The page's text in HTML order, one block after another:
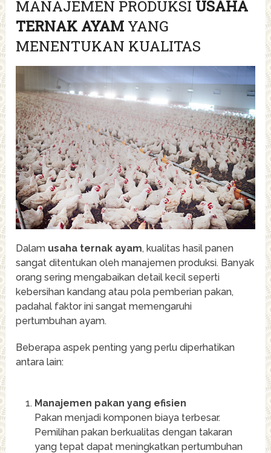
MANAJEMEN PRODUKSI USAHA
TERNAK AYAM YANG
MENENTUKAN KUALITAS
Dalam usaha ternak ayam, kualitas hasil panen
sangat ditentukan oleh manajemen produksi. Banyak
orang sering mengabaikan detail kecil seperti
kebersihan kandang atau pola pemberian pakan,
padahal faktor ini sangat memengaruhi
pertumbuhan ayam.
Beberapa aspek penting yang perlu diperhatikan
antara lain:
Manajemen pakan yang efisien
Pakan menjadi komponen biaya terbesar.
Pemilihan pakan berkualitas dengan takaran
yang tepat dapat meningkatkan pertumbuhan